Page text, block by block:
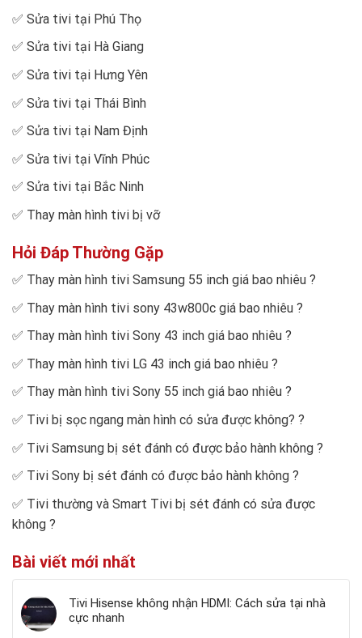
✅ Sửa tivi tại Phú Thọ
✅ Sửa tivi tại Hà Giang
✅ Sửa tivi tại Hưng Yên
✅ Sửa tivi tại Thái Bình
✅ Sửa tivi tại Nam Định
✅ Sửa tivi tại Vĩnh Phúc
✅ Sửa tivi tại Bắc Ninh
✅ Thay màn hình tivi bị vỡ
Hỏi Đáp Thường Gặp
✅ Thay màn hình tivi Samsung 55 inch giá bao nhiêu ?
✅ Thay màn hình tivi sony 43w800c giá bao nhiêu ?
✅ Thay màn hình tivi Sony 43 inch giá bao nhiêu ?
✅ Thay màn hình tivi LG 43 inch giá bao nhiêu ?
✅ Thay màn hình tivi Sony 55 inch giá bao nhiêu ?
✅ Tivi bị sọc ngang màn hình có sửa được không? ?
✅ Tivi Samsung bị sét đánh có được bảo hành không ?
✅ Tivi Sony bị sét đánh có được bảo hành không ?
✅ Tivi thường và Smart Tivi bị sét đánh có sửa được
không ?
Bài viết mới nhất
Tivi Hisense không nhận HDMI: Cách sửa tại nhà
cực nhanh